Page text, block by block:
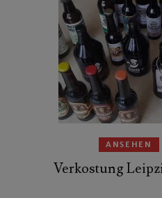
ANSEHEN
Verkostung